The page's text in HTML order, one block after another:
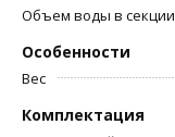
Объем воды в секции
Особенности
Вес
Комплектация